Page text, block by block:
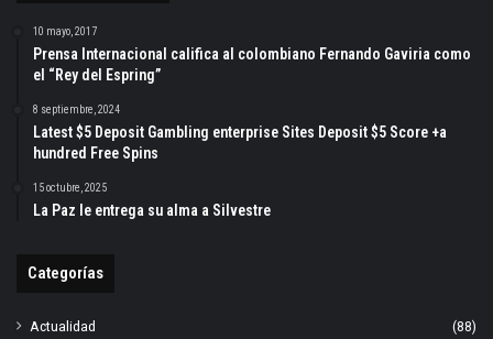
10 mayo, 2017
Prensa Internacional califica al colombiano Fernando Gaviria como
el “Rey del Espring”
8 septiembre, 2024
Latest $5 Deposit Gambling enterprise Sites Deposit $5 Score +a
hundred Free Spins
15 octubre, 2025
La Paz le entrega su alma a Silvestre
Categorías
Actualidad
(88)